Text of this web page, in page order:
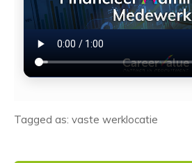
Tagged as: vaste werklocatie